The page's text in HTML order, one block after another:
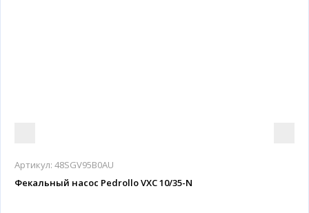
Артикул: 48SGV95B0AU
Фекальный насос Pedrollo VXC 10/35-N